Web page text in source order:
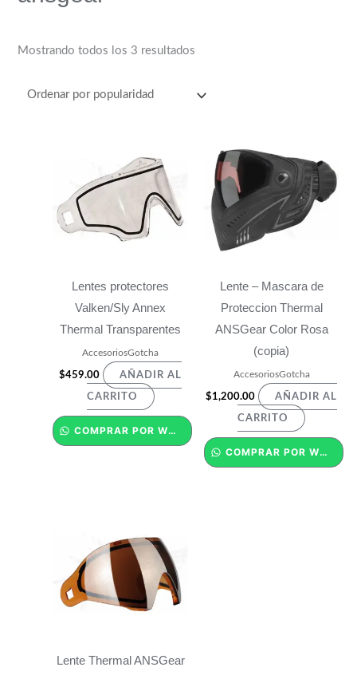
Mostrando todos los 3 resultados
Lentes protectores
Valken/Sly Annex
Thermal Transparentes
AccesoriosGotcha
$459.00 AÑADIR AL
CARRITO
COMPRAR POR WHATSAPP
Lente – Mascara de
Proteccion Thermal
ANSGear Color Rosa
(copia)
AccesoriosGotcha
$1,200.00 AÑADIR AL
CARRITO
COMPRAR POR WHATSAPP
Lente Thermal ANSGear